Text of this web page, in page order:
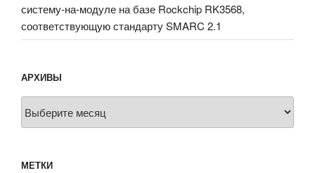
систему-на-модуле на базе Rockchip RK3568,
соответствующую стандарту SMARC 2.1
АРХИВЫ
МЕТКИ